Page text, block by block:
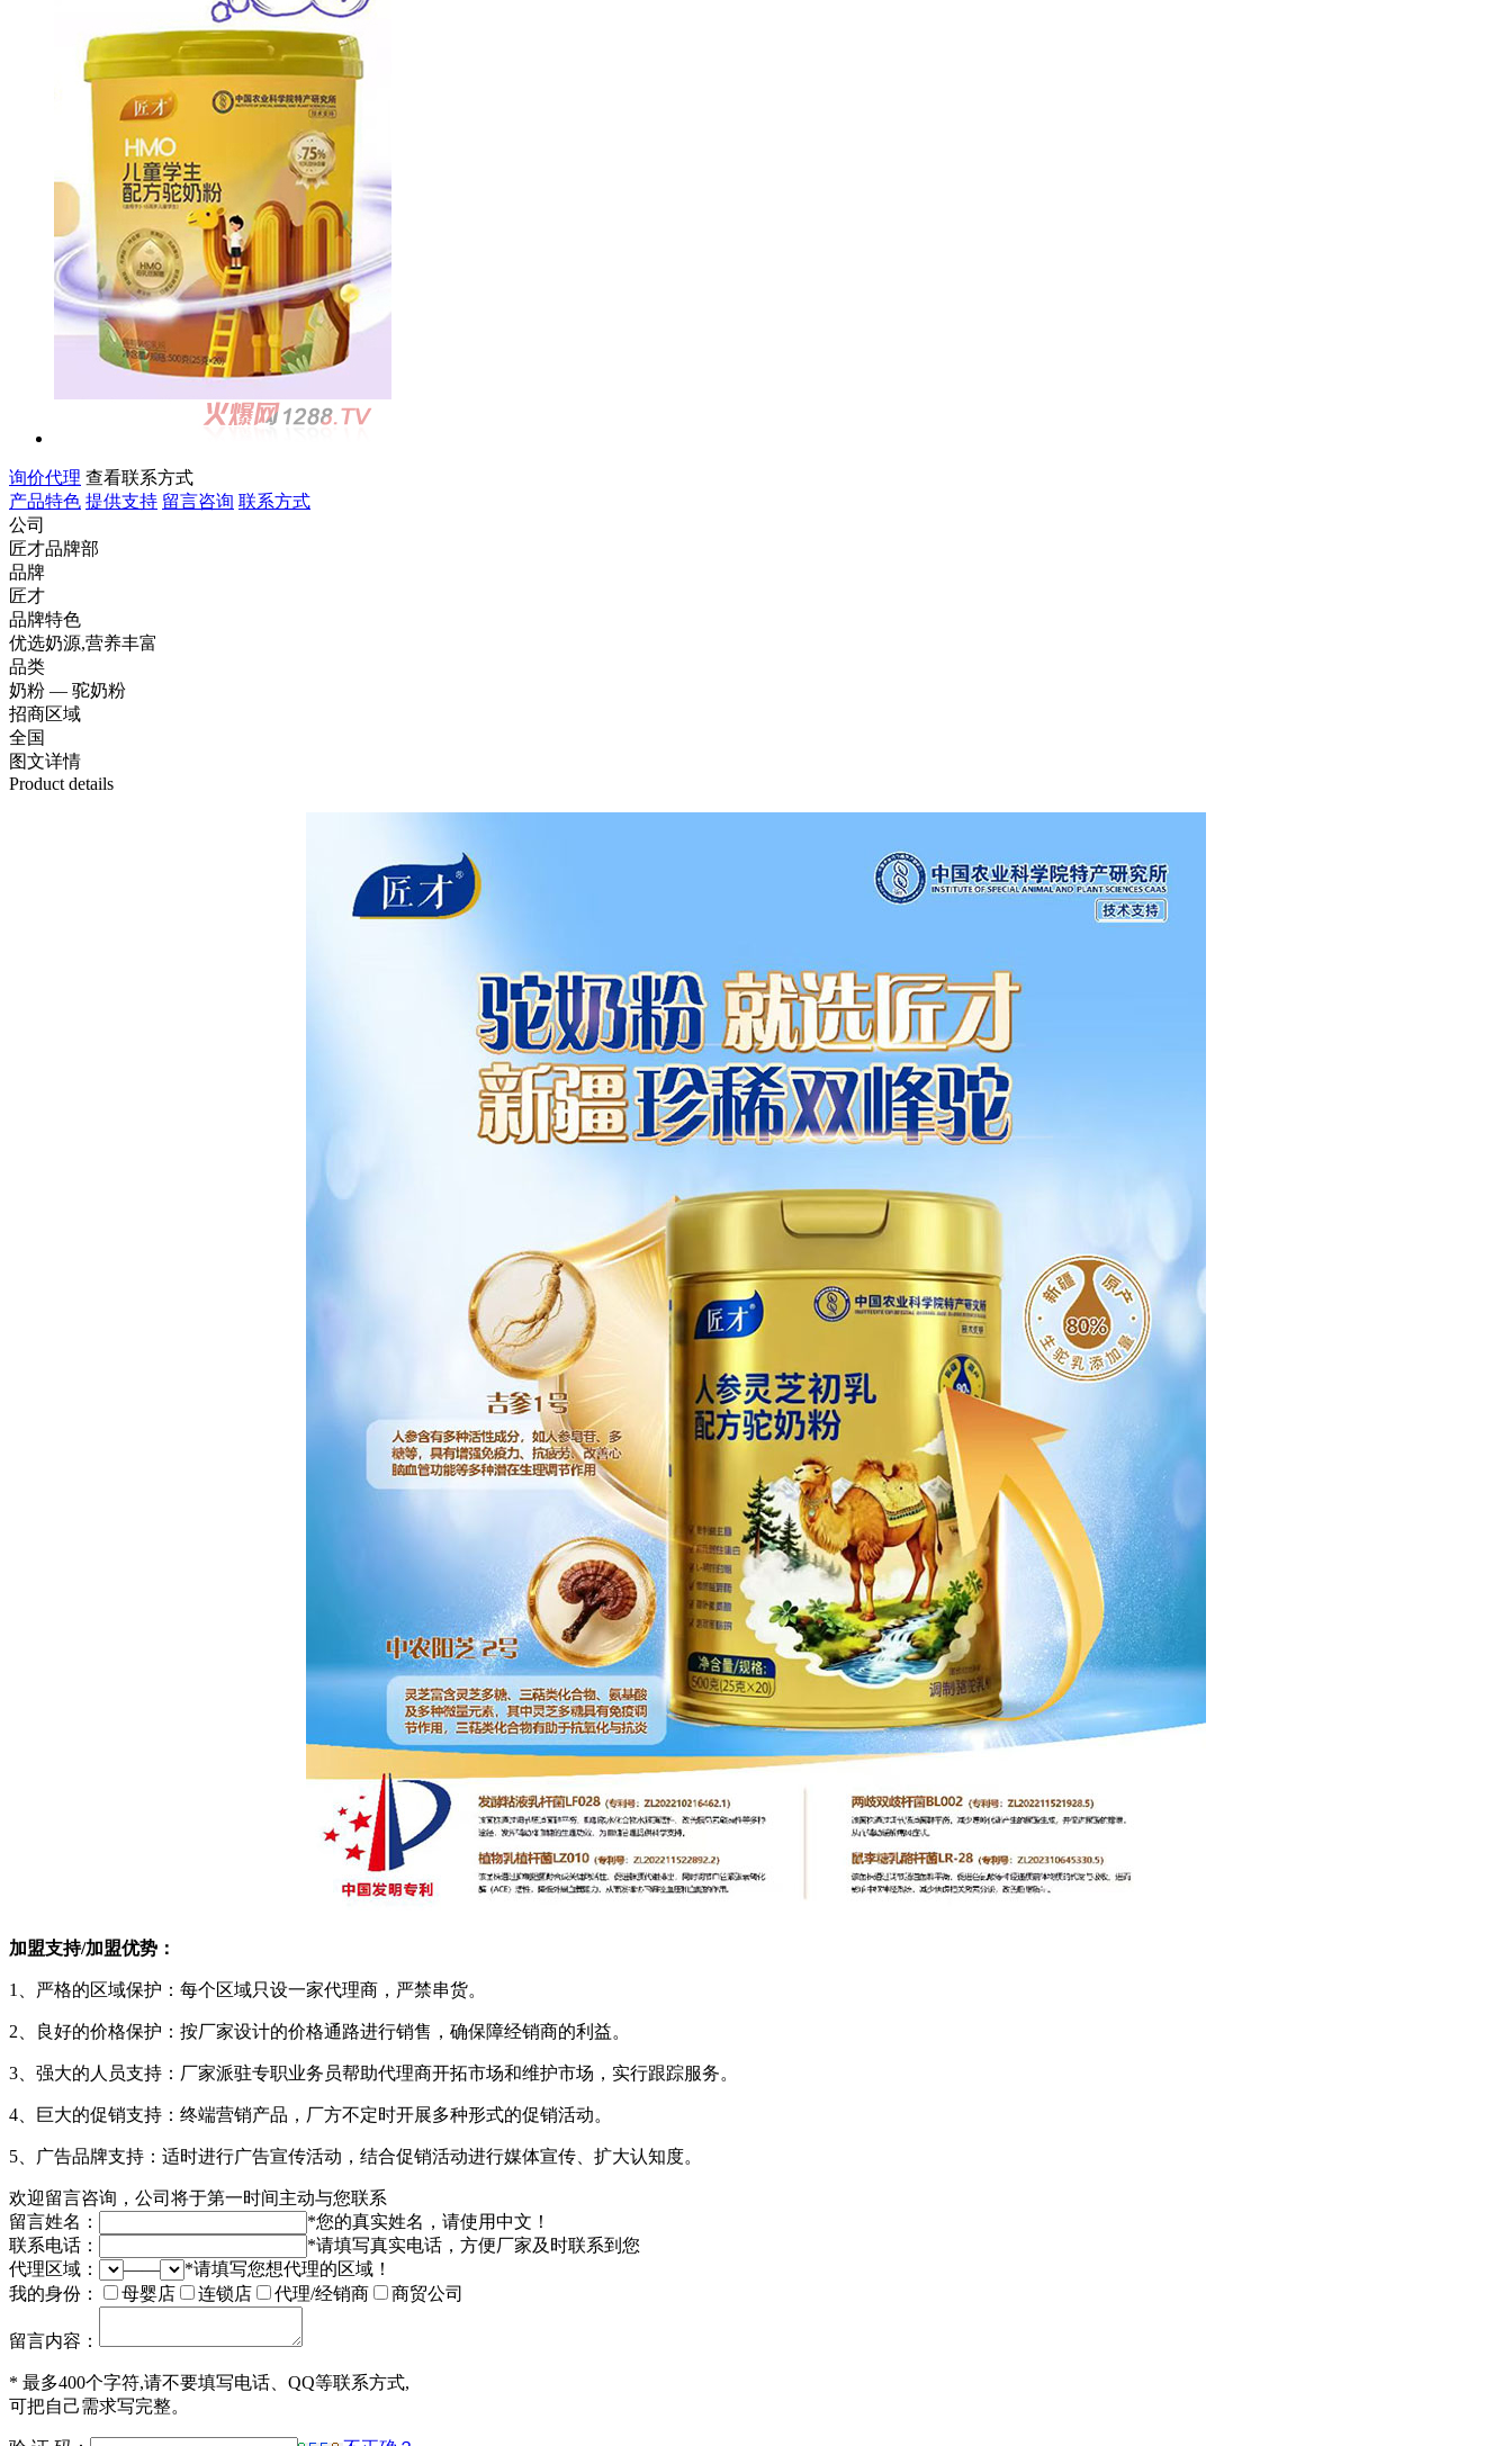
询价代理 查看联系方式
产品特色 提供支持 留言咨询 联系方式
公司
匠才品牌部
品牌
匠才
品牌特色
优选奶源,营养丰富
品类
奶粉 — 驼奶粉
招商区域
全国
图文详情
Product details
加盟支持/加盟优势：
1、严格的区域保护：每个区域只设一家代理商，严禁串货。
2、良好的价格保护：按厂家设计的价格通路进行销售，确保障经销商的利益。
3、强大的人员支持：厂家派驻专职业务员帮助代理商开拓市场和维护市场，实行跟踪服务。
4、巨大的促销支持：终端营销产品，厂方不定时开展多种形式的促销活动。
5、广告品牌支持：适时进行广告宣传活动，结合促销活动进行媒体宣传、扩大认知度。
欢迎留言咨询，公司将于第一时间主动与您联系
留言姓名：
*您的真实姓名，请使用中文！
联系电话：
*请填写真实电话，方便厂家及时联系到您
代理区域：
—— *请填写您想代理的区域！
我的身份：
母婴店 连锁店 代理/经销商 商贸公司
留言内容：
* 最多400个字符,请不要填写电话、QQ等联系方式,
可把自己需求写完整。